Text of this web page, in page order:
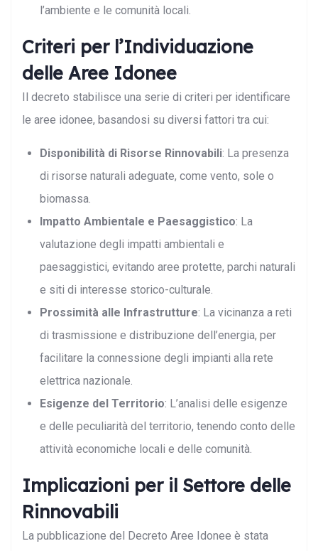
l’ambiente e le comunità locali.
Criteri per l’Individuazione
delle Aree Idonee
Il decreto stabilisce una serie di criteri per identificare
le aree idonee, basandosi su diversi fattori tra cui:
Disponibilità di Risorse Rinnovabili: La presenza
di risorse naturali adeguate, come vento, sole o
biomassa.
Impatto Ambientale e Paesaggistico: La
valutazione degli impatti ambientali e
paesaggistici, evitando aree protette, parchi naturali
e siti di interesse storico-culturale.
Prossimità alle Infrastrutture: La vicinanza a reti
di trasmissione e distribuzione dell’energia, per
facilitare la connessione degli impianti alla rete
elettrica nazionale.
Esigenze del Territorio: L’analisi delle esigenze
e delle peculiarità del territorio, tenendo conto delle
attività economiche locali e delle comunità.
Implicazioni per il Settore delle
Rinnovabili
La pubblicazione del Decreto Aree Idonee è stata